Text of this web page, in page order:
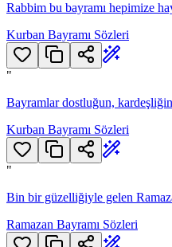
Rabbim bu bayramı hepimize
Kurban Bayramı Sözleri
"
Bayramlar dostluğun,
Kurban Bayramı Sözleri
"
Bin bir güzelliğiyle gelen
Ramazan Bayramı Sözleri